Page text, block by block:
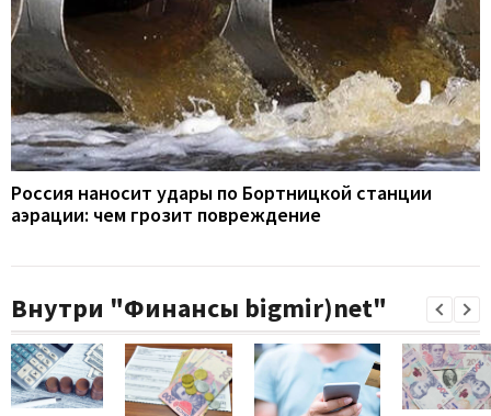
Россия наносит удары по Бортницкой станции
аэрации: чем грозит повреждение
Внутри "Финансы bigmir)net"